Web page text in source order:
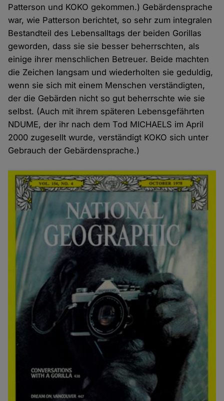
Patterson und KOKO gekommen.) Gebärdensprache
war, wie Patterson berichtet, so sehr zum integralen
Bestandteil des Lebensalltags der beiden Gorillas
geworden, dass sie sie besser beherrschten, als
einige ihrer menschlichen Betreuer. Beide machten
die Zeichen langsam und wiederholten sie geduldig,
wenn sie sich mit einem Menschen verständigten,
der die Gebärden nicht so gut beherrschte wie sie
selbst. (Auch mit ihrem späteren Lebensgefährten
NDUME, der ihr nach dem Tod MICHAELS im April
2000 zugesellt wurde, verständigt KOKO sich unter
Gebrauch der Gebärdensprache.)